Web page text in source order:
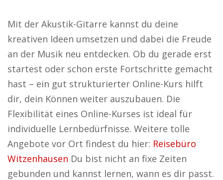
Mit der Akustik-Gitarre kannst du deine
kreativen Ideen umsetzen und dabei die Freude
an der Musik neu entdecken. Ob du gerade erst
startest oder schon erste Fortschritte gemacht
hast – ein gut strukturierter Online-Kurs hilft
dir, dein Können weiter auszubauen. Die
Flexibilität eines Online-Kurses ist ideal für
individuelle Lernbedürfnisse. Weitere tolle
Angebote vor Ort findest du hier: Reisebüro
Witzenhausen Du bist nicht an fixe Zeiten
gebunden und kannst lernen, wann es dir passt.